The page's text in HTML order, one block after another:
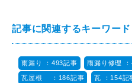
記事に関連するキーワード
雨漏り ：493記事 雨漏り修理
瓦屋根 ：186記事 瓦 ：154記